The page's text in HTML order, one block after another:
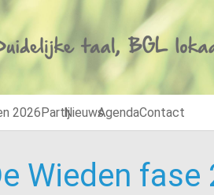
2026PartijNieuwsAgendaContact
Wieden fase